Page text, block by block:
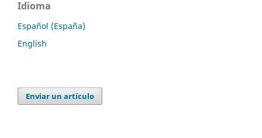
Idioma
Español (España)
English
Enviar un artículo